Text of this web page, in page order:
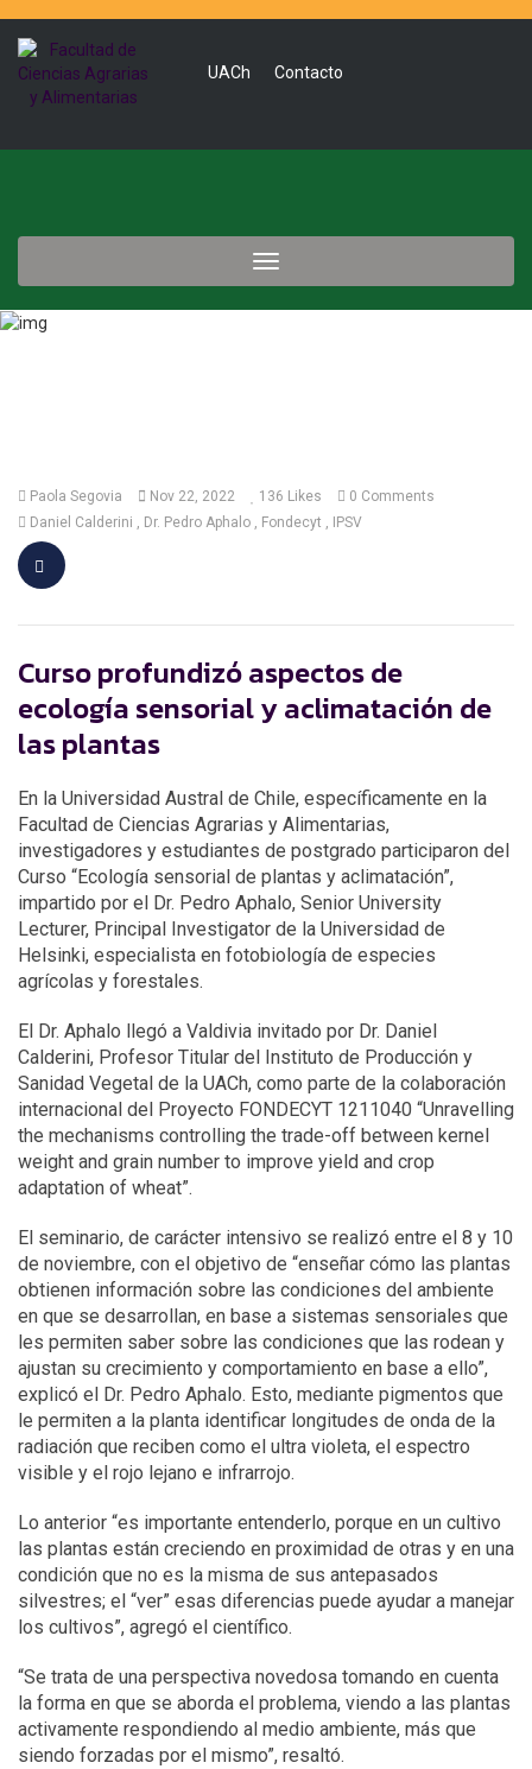
UACh Contacto
Toggle
navigation
Paola Segovia Nov 22, 2022 136 Likes
0 Comments
Daniel Calderini
Dr. Pedro Aphalo Fondecyt IPSV
Curso profundizó aspectos de
ecología sensorial y aclimatación de
las plantas
En la Universidad Austral de Chile, específicamente en la
Facultad de Ciencias Agrarias y Alimentarias,
investigadores y estudiantes de postgrado participaron del
Curso “Ecología sensorial de plantas y aclimatación”,
impartido por el Dr. Pedro Aphalo, Senior University
Lecturer, Principal Investigator de la Universidad de
Helsinki, especialista en fotobiología de especies
agrícolas y forestales.
El Dr. Aphalo llegó a Valdivia invitado por Dr. Daniel
Calderini, Profesor Titular del Instituto de Producción y
Sanidad Vegetal de la UACh, como parte de la colaboración
internacional del Proyecto FONDECYT 1211040 “Unravelling
the mechanisms controlling the trade-off between kernel
weight and grain number to improve yield and crop
adaptation of wheat”.
El seminario, de carácter intensivo se realizó entre el 8 y 10
de noviembre, con el objetivo de “enseñar cómo las plantas
obtienen información sobre las condiciones del ambiente
en que se desarrollan, en base a sistemas sensoriales que
les permiten saber sobre las condiciones que las rodean y
ajustan su crecimiento y comportamiento en base a ello”,
explicó el Dr. Pedro Aphalo. Esto, mediante pigmentos que
le permiten a la planta identificar longitudes de onda de la
radiación que reciben como el ultra violeta, el espectro
visible y el rojo lejano e infrarrojo.
Lo anterior “es importante entenderlo, porque en un cultivo
las plantas están creciendo en proximidad de otras y en una
condición que no es la misma de sus antepasados
silvestres; el “ver” esas diferencias puede ayudar a manejar
los cultivos”, agregó el científico.
“Se trata de una perspectiva novedosa tomando en cuenta
la forma en que se aborda el problema, viendo a las plantas
activamente respondiendo al medio ambiente, más que
siendo forzadas por el mismo”, resaltó.